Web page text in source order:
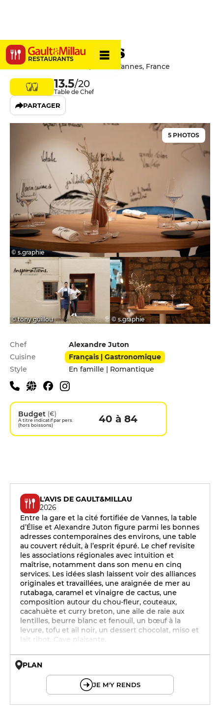
RESTAURANTS
Inspirations
22 Rue De La Fontaine, 56000 Vannes, France
13.5/20
Table de Chef
PARTAGER
© s.graphie
© tony guillou © s.graphie
5 PHOTOS
Infos pratiques
Chef
Alexandre Juton
Cuisine
Français | Gastronomique
Style
En famille | Romantique
Budget (€)
A titre indicatif par pers.
(hors boissons)
40 à 84
L'AVIS DE GAULT&MILLAU
2026
Entre la gare et la cité fortifiée de Vannes, la table
d’Élise et Alexandre Juton figure parmi les bonnes
adresses contemporaines des environs, une table
au couvert réduit, à l’esprit épuré. Le chef revisite
les associations régionales avec intuition et
maîtrise, notamment dans son menu en cinq
services. Les idées slash laissent voir des alliances
originales et travaillées, une araignée de mer au
rutabaga, caramel et vinaigre de cactus, une
composition autour du chou-fleur, couteaux,
cacahuète et curry breton, une aile de raie aux
lentilles, beurre blanc et fenouil, un bœuf à la
levure, tofu et ail noir, un dessert chocolat, miso et
lait ribot. Cave plaisante.
PLAN
JE M'Y RENDS